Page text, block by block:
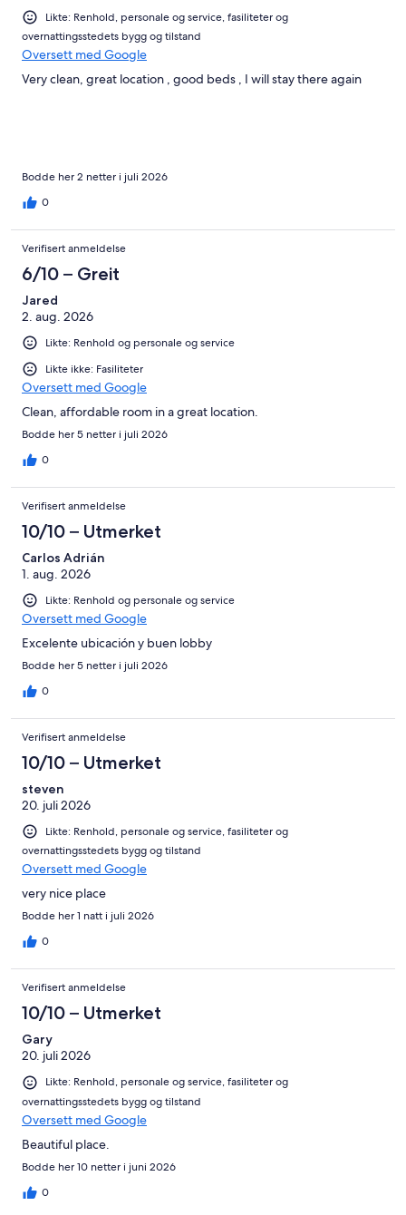
Likte: Renhold, personale og service, fasiliteter og
overnattingsstedets bygg og tilstand
Oversett med Google
Very clean, great location , good beds , I will stay there again
Bodde her 2 netter i juli 2026
0
Verifisert anmeldelse
6/10 – Greit
Jared
2. aug. 2026
Likte: Renhold og personale og service
Likte ikke: Fasiliteter
Oversett med Google
Clean, affordable room in a great location.
Bodde her 5 netter i juli 2026
0
Verifisert anmeldelse
10/10 – Utmerket
Carlos Adrián
1. aug. 2026
Likte: Renhold og personale og service
Oversett med Google
Excelente ubicación y buen lobby
Bodde her 5 netter i juli 2026
0
Verifisert anmeldelse
10/10 – Utmerket
steven
20. juli 2026
Likte: Renhold, personale og service, fasiliteter og
overnattingsstedets bygg og tilstand
Oversett med Google
very nice place
Bodde her 1 natt i juli 2026
0
Verifisert anmeldelse
10/10 – Utmerket
Gary
20. juli 2026
Likte: Renhold, personale og service, fasiliteter og
overnattingsstedets bygg og tilstand
Oversett med Google
Beautiful place.
Bodde her 10 netter i juni 2026
0